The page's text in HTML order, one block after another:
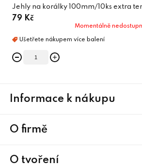
Jehly na korálky 100mm/10ks extra
79 Kč
Momentálně
Informace k nákupu
O firmě
O tvoření